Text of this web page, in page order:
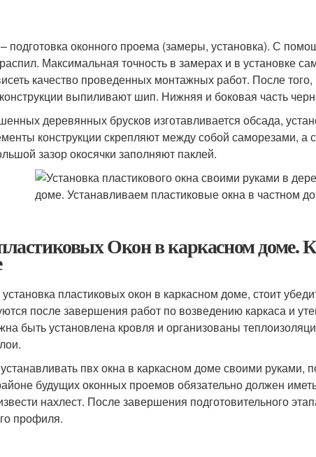
подготовка оконного проема (замеры, установка). С
Максимальная точность в замерах и в установке
качество проведенных монтажных работ. После
выпиливают шип. Нижняя и боковая часть
деревянных брусков изготавливается обсада,
конструкции скрепляют между собой саморезами, а
зазор окосячки заполняют паклей.
Окон в каркасном доме.
установка пластиковых окон в каркасном доме, стоит
после завершения работ по возведению каркаса и
быть установлена кровля и организованы
пвх окна в каркасном доме своими руками,
будущих оконных проемов обязательно должен
нахлест. После завершения подготовительного
профиля.